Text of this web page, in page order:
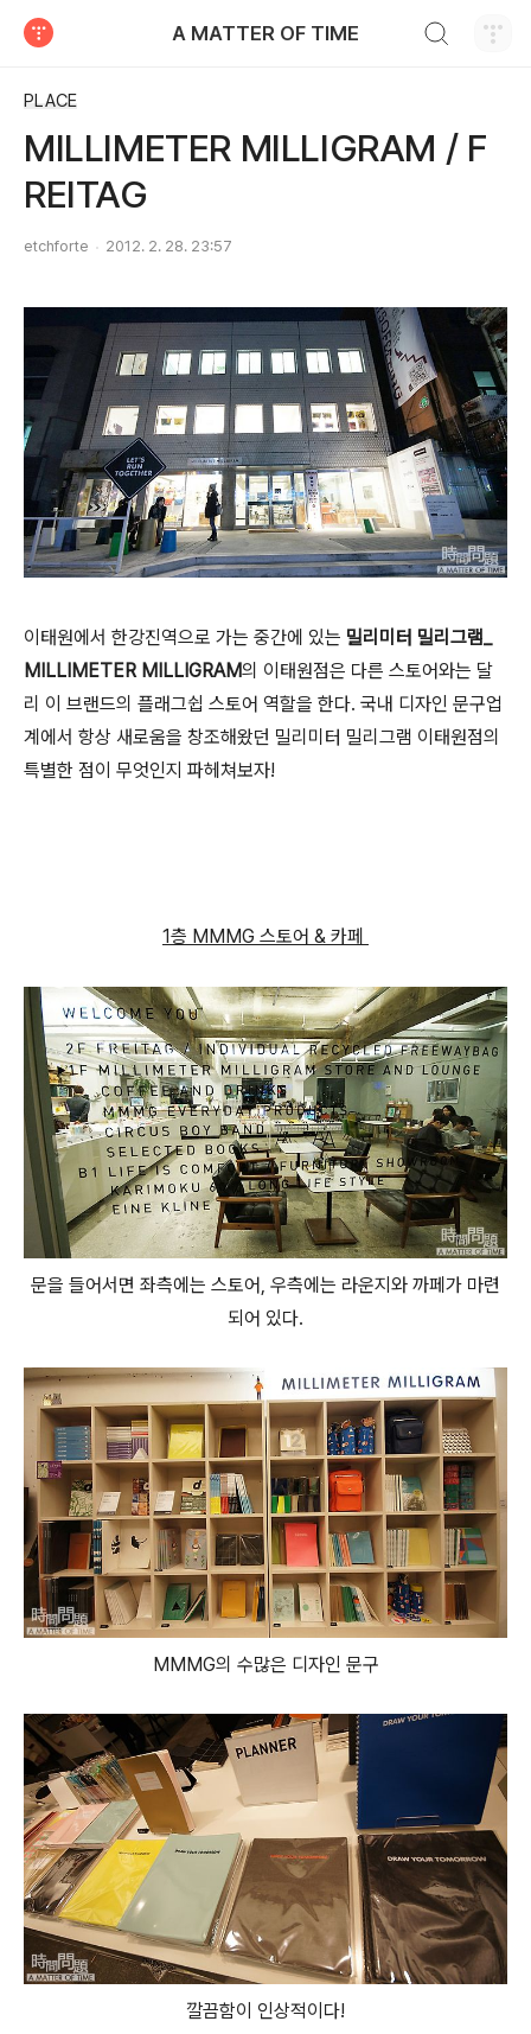
A MATTER OF TIME
PLACE
MILLIMETER MILLIGRAM / F
REITAG
etchforte 2012. 2. 28. 23:57
이태원에서 한강진역으로 가는 중간에 있는 밀리미터 밀리그램_
MILLIMETER MILLIGRAM의 이태원점은 다른 스토어와는 달
리 이 브랜드의 플래그쉽 스토어 역할을 한다. 국내 디자인 문구업
계에서 항상 새로움을 창조해왔던 밀리미터 밀리그램 이태원점의
특별한 점이 무엇인지 파헤쳐보자!
1층 MMMG 스토어 & 카페
문을 들어서면 좌측에는 스토어, 우측에는 라운지와 까페가 마련
되어 있다.
MMMG의 수많은 디자인 문구
깔끔함이 인상적이다!